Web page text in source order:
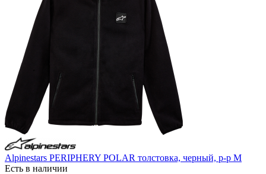
Alpinestars PERIPHERY POLAR толстовка, черный, р-р M
Есть в наличии